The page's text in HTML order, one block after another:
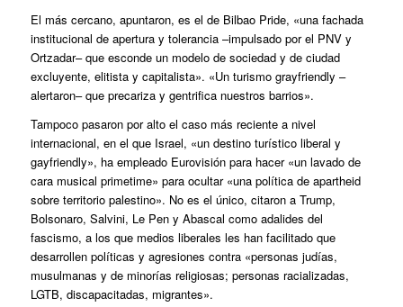
El más cercano, apuntaron, es el de Bilbao Pride, «una fachada
institucional de apertura y tolerancia –impulsado por el PNV y
Ortzadar– que esconde un modelo de sociedad y de ciudad
excluyente, elitista y capitalista». «Un turismo grayfriendly –
alertaron– que precariza y gentrifica nuestros barrios».
Tampoco pasaron por alto el caso más reciente a nivel
internacional, en el que Israel, «un destino turístico liberal y
gayfriendly», ha empleado Eurovisión para hacer «un lavado de
cara musical primetime» para ocultar «una política de apartheid
sobre territorio palestino». No es el único, citaron a Trump,
Bolsonaro, Salvini, Le Pen y Abascal como adalides del
fascismo, a los que medios liberales les han facilitado que
desarrollen políticas y agresiones contra «personas judías,
musulmanas y de minorías religiosas; personas racializadas,
LGTB, discapacitadas, migrantes».